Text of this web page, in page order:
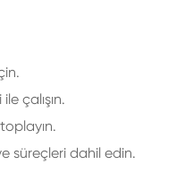
çalışın.
süreçleri dahil edin.